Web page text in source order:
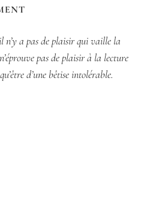
n’y a pas de plaisir qui vaille la
pas de plaisir à la lecture
d’une bêtise intolérable.